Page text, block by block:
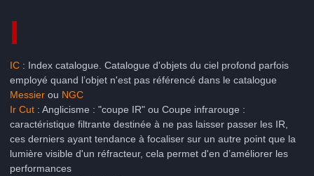
I
IC : Index catalogue. Catalogue d'objets du ciel profond parfois
employé quand l’objet n'est pas référencé dans le catalogue
Messier ou NGC
Ir Cut : Anglicisme : "coupe IR" ou Coupe infrarouge :
caractéristique filtrante destinée à ne pas laisser passer les IR,
ces derniers ayant tendance à focaliser sur un autre point que la
lumière visible d'un réfracteur, cela permet d'en d’améliorer les
performances